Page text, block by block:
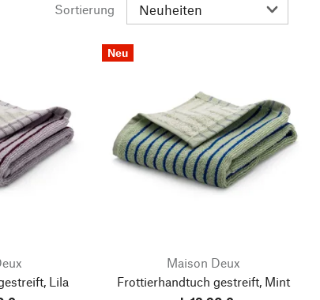
Sortierung
Lila
Neu
Maison Deux
Frottierhandtuch gestreift, Mint